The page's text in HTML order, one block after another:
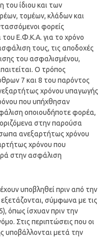
ίδιου και των
τομέων, κλάδων και
φορείς
Ε.Φ.Κ.Α. για το χρόνο
τους, τις αποδοχές
του ασφαλισμένου,
Ο τρόπος
7 και 8 του παρόντος
χρόνου υπαγωγής
που υπήχθησαν
οποιουδήποτε φορέα,
στην παρούσα
ανεξαρτήτως χρόνου
χρόνου που
στην ασφάλιση
υποβληθεί πριν από την
σύμφωνα με τις
όπως ίσχυαν πριν την
Στις περιπτώσεις που οι
υποβάλλονται μετά την